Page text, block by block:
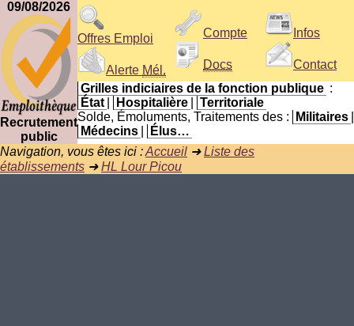
09/08/2026
Recrutement
public
Offres Emploi
Alerte Mél.
Compte
Docs
Infos
Contact
Grilles indiciaires de la fonction publique :
État
Hospitalière
Territoriale
Solde, Émoluments, Traitements des :
Militaires
Médecins
Élus…
Navigation, vous êtes ici :Accueil ➜Liste des
établissements ➜HL Lour Picou